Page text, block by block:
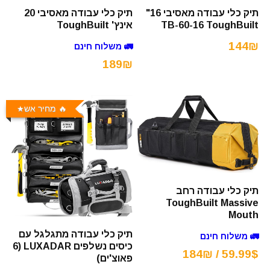
תיק כלי עבודה מאסיבי 16"
TB-60-16 ToughBuilt
144₪
תיק כלי עבודה מאסיבי 20
אינץ' ToughBuilt
🚛 משלוח חינם
189₪
תיק כלי עבודה רחב
ToughBuilt Massive
Mouth
🚛 משלוח חינם
59.99$ / 184₪
🔥 מחיר אש
תיק כלי עבודה מתגלגל עם
כיסים נשלפים LUXADAR (6
פאוצ'ים)